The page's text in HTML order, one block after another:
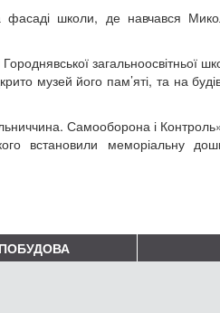
школи, де навчався
загальноосвітньої
музей його пам’яті, та на
Самооборона і
встановили меморіальну
ПОБУДОВА